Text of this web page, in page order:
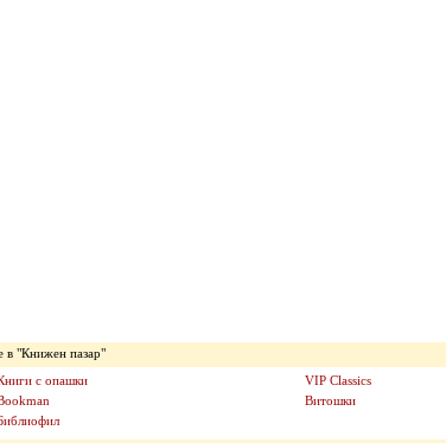
в "Книжен пазар"
с опашки
VIP Classics
Витошки